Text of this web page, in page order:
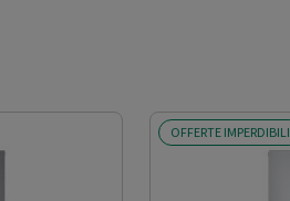
OFFERTE IMPERDIBILI